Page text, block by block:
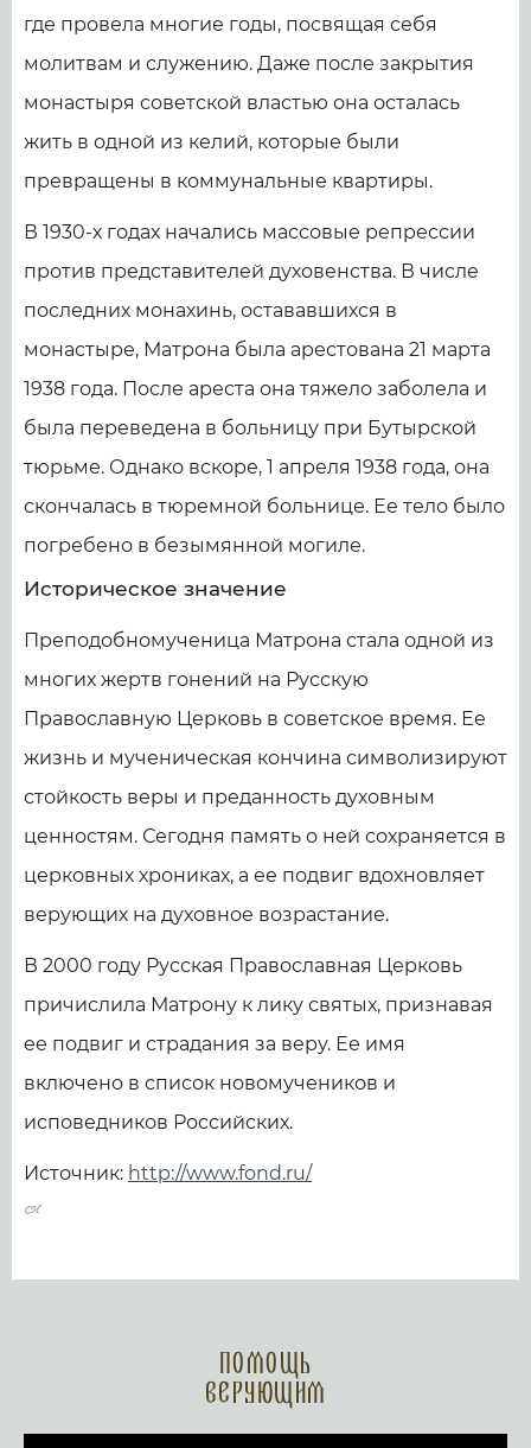
где провела многие годы, посвящая себя
молитвам и служению. Даже после закрытия
монастыря советской властью она осталась
жить в одной из келий, которые были
превращены в коммунальные квартиры.
В 1930-х годах начались массовые репрессии
против представителей духовенства. В числе
последних монахинь, остававшихся в
монастыре, Матрона была арестована 21 марта
1938 года. После ареста она тяжело заболела и
была переведена в больницу при Бутырской
тюрьме. Однако вскоре, 1 апреля 1938 года, она
скончалась в тюремной больнице. Ее тело было
погребено в безымянной могиле.
Историческое значение
Преподобномученица Матрона стала одной из
многих жертв гонений на Русскую
Православную Церковь в советское время. Ее
жизнь и мученическая кончина символизируют
стойкость веры и преданность духовным
ценностям. Сегодня память о ней сохраняется в
церковных хрониках, а ее подвиг вдохновляет
верующих на духовное возрастание.
В 2000 году Русская Православная Церковь
причислила Матрону к лику святых, признавая
ее подвиг и страдания за веру. Ее имя
включено в список новомучеников и
исповедников Российских.
Источник: http://www.fond.ru/
Помощь
верующим